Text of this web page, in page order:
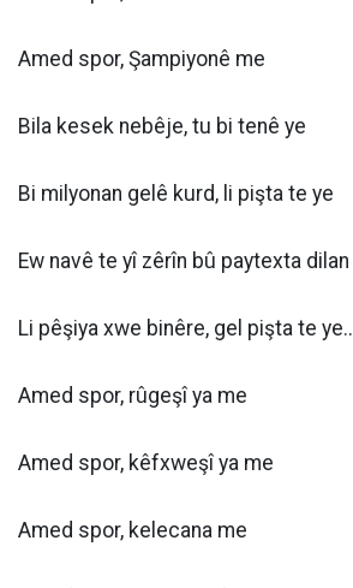
Amed spor, Şampiyonê me
Bila kesek nebêje, tu bi tenê ye
Bi milyonan gelê kurd, li pişta te ye
Ew navê te yî zêrîn bû paytexta dilan
Li pêşiya xwe binêre, gel pişta te ye..
Amed spor, rûgeşî ya me
Amed spor, kêfxweşî ya me
Amed spor, kelecana me